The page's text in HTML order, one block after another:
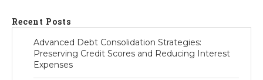
Recent Posts
Advanced Debt Consolidation Strategies:
Preserving Credit Scores and Reducing Interest
Expenses